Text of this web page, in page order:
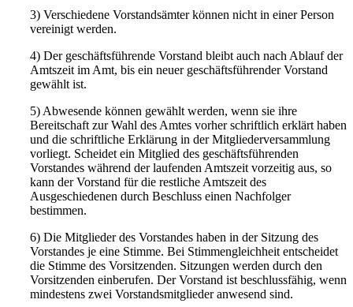
3) Verschiedene Vorstandsämter können nicht in einer Person
vereinigt werden.
4) Der geschäftsführende Vorstand bleibt auch nach Ablauf der
Amtszeit im Amt, bis ein neuer geschäftsführender Vorstand
gewählt ist.
5) Abwesende können gewählt werden, wenn sie ihre
Bereitschaft zur Wahl des Amtes vorher schriftlich erklärt haben
und die schriftliche Erklärung in der Mitgliederversammlung
vorliegt. Scheidet ein Mitglied des geschäftsführenden
Vorstandes während der laufenden Amtszeit vorzeitig aus, so
kann der Vorstand für die restliche Amtszeit des
Ausgeschiedenen durch Beschluss einen Nachfolger
bestimmen.
6) Die Mitglieder des Vorstandes haben in der Sitzung des
Vorstandes je eine Stimme. Bei Stimmengleichheit entscheidet
die Stimme des Vorsitzenden. Sitzungen werden durch den
Vorsitzenden einberufen. Der Vorstand ist beschlussfähig, wenn
mindestens zwei Vorstandsmitglieder anwesend sind.